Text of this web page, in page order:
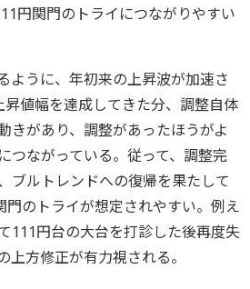
円関門のトライにつながりやすい
ように、年初来の上昇波が加速さ
値幅を達成してきた分、調整自体
きがあり、調整があったほうがよ
つながっている。従って、調整完
ブルトレンドへの復帰を果たして
門のトライが想定されやすい。例え
111円台の大台を打診した後再度失
上方修正が有力視される。